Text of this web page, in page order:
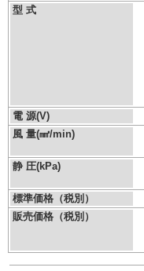
型 式
電 源(V)
風 量(㎣/min)
静 圧(kPa)
標準価格（税別）
販売価格（税別）